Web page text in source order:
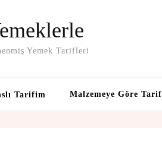
Yemek Tarifleri
Tarifim Malzemeye Göre Tarif